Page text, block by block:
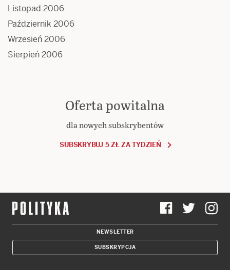
Listopad 2006
Październik 2006
Wrzesień 2006
Sierpień 2006
Oferta powitalna
dla nowych subskrybentów
SUBSKRYBUJ 5 ZŁ ZA TYDZIEŃ
NEWSLETTER
SUBSKRYPCJA